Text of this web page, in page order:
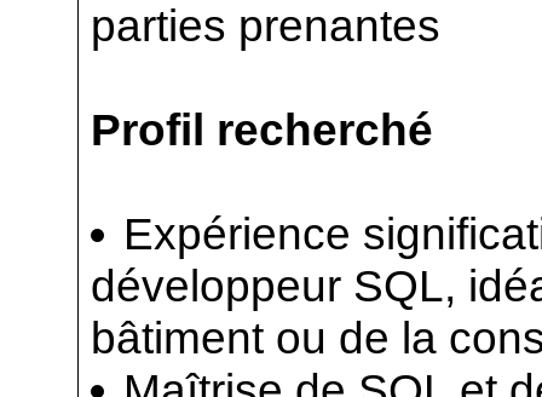
parties prenantes
Profil recherché
Expérience
développeur SQL,
bâtiment ou de la